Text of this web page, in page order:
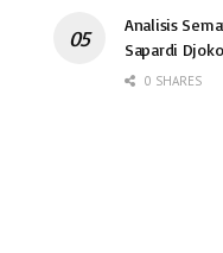
Analisis
Sapardi
0 SHARES